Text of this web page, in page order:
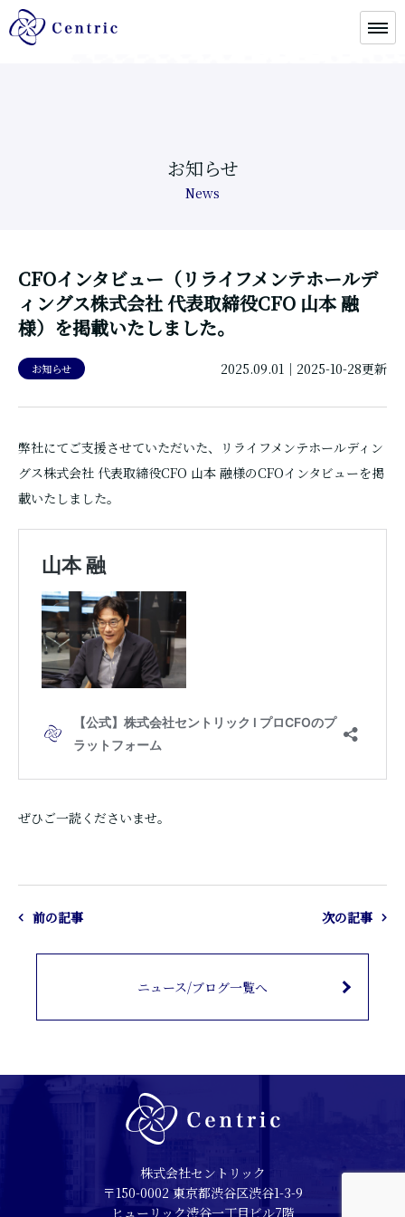
お知らせ
News
CFOインタビュー（リライフメンテホールデ
ィングス株式会社 代表取締役CFO 山本 融
様）を掲載いたしました。
お知らせ 2025.09.01 ｜2025-10-28更新
弊社にてご支援させていただいた、リライフメンテホールディン
グス株式会社 代表取締役CFO 山本 融様のCFOインタビューを掲
載いたしました。
ぜひご一読くださいませ。
前の記事 次の記事
ニュース/ブログ一覧へ
株式会社セントリック
〒150-0002 東京都渋谷区渋谷1-3-9
ヒューリック渋谷一丁目ビル7階